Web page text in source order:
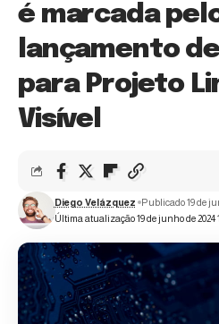
é marcada
lançamento
para Projeto
Visível
Última atualização 19 de junho de 2024
Diego Velázquez Publicado 19 de